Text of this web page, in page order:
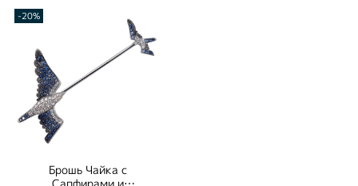
-20%
Брошь Чайка с